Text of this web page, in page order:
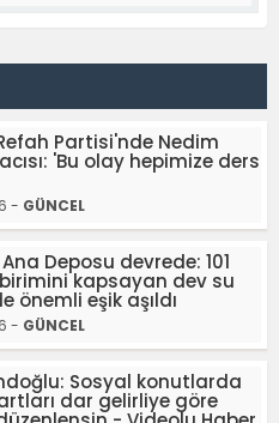
Partisi'nde Nedim
'Bu olay hepimize ders
- GÜNCEL
Deposu devrede: 101
kapsayan dev su
önemli eşik aşıldı
- GÜNCEL
Sosyal konutlarda
dar gelirliye göre